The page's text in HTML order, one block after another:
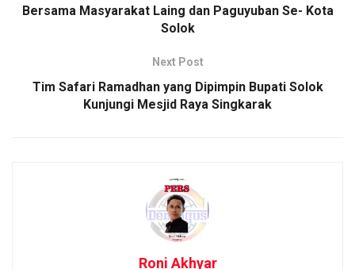
Bersama Masyarakat Laing dan Paguyuban Se- Kota
Solok
Next Post
Tim Safari Ramadhan yang Dipimpin Bupati Solok
Kunjungi Mesjid Raya Singkarak
Roni Akhyar